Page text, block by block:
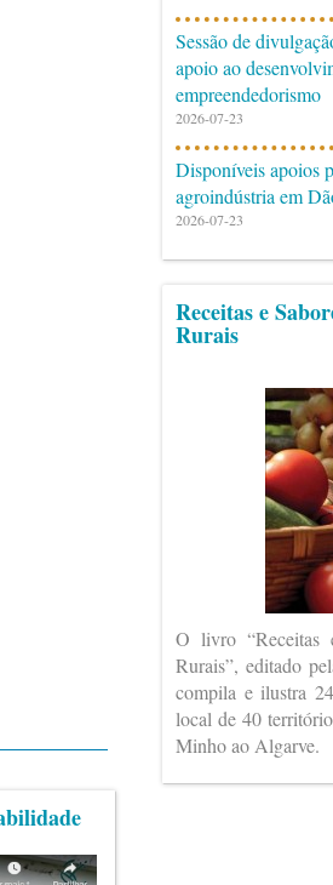
Sessão de
apoio ao
empreendedorismo
2026-07-23
Disponíveis apoios
agroindústria em
2026-07-23
Receitas e
Rurais
O livro “Receitas
Rurais”, editado
compila e ilustra
local de 40
Minho ao Algarve.